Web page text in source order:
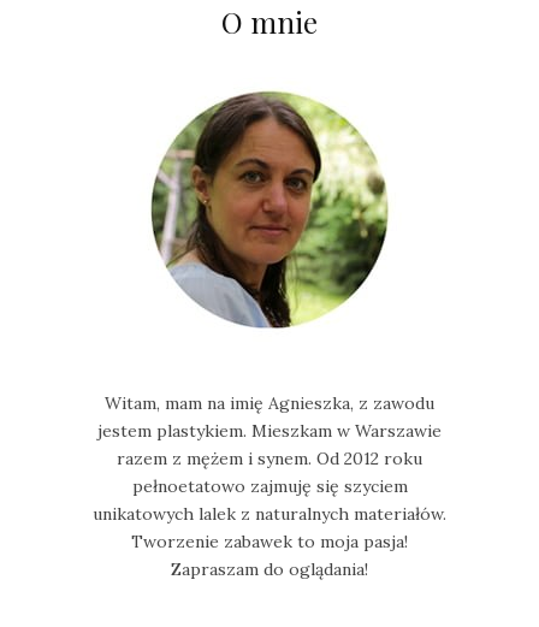
O mnie
Witam, mam na imię Agnieszka, z zawodu
jestem plastykiem. Mieszkam w Warszawie
razem z mężem i synem. Od 2012 roku
pełnoetatowo zajmuję się szyciem
unikatowych lalek z naturalnych materiałów.
Tworzenie zabawek to moja pasja!
Zapraszam do oglądania!